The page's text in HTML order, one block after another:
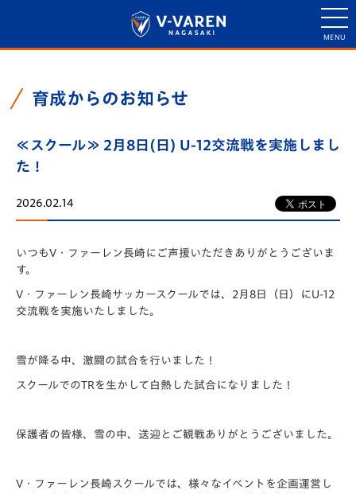
育成からのお知らせ
≪スクール≫ 2月8日(日) U-12交流戦を実施しまし
た！
2026.02.14
いつもV・ファーレン長崎にご声援いただきありがとうございま
す。
V・ファーレン長崎サッカースクールでは、2月8日（日）にU-12
交流戦を実施いたしました。
雪が降る中、激闘の試合を行いました！
スクールでのTRを生かして白熱した試合になりました！
保護者の皆様、雪の中、送迎とご観戦ありがとうございました。
V・ファーレン長崎スクールでは、様々なイベントを企画運営し